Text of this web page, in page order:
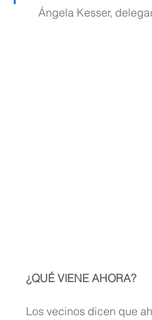
Ángela Kesser,
¿QUÉ VIENE AHORA?
Los vecinos dicen que